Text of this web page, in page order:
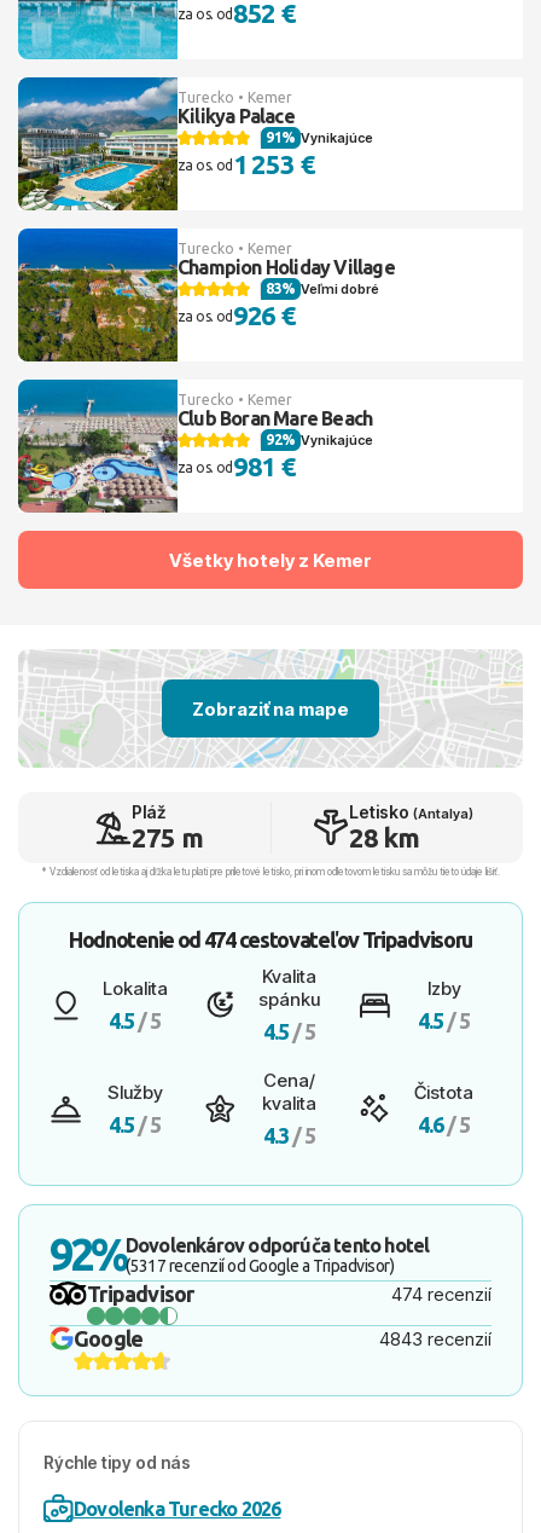
za os. od 852 €
Turecko • Kemer
Kilikya Palace
Vynikajúce
91%
za os. od 1 253 €
Turecko • Kemer
Champion Holiday Village
Veľmi dobré
83%
za os. od 926 €
Turecko • Kemer
Club Boran Mare Beach
Vynikajúce
92%
za os. od 981 €
Všetky hotely z Kemer
Zobraziť na mape
Pláž
275 m
Letisko (Antalya)
28 km
* Vzdialenosť od letiska aj dľžka letu platí pre príletové letisko, pri inom odletovom letisku sa môžu tieto údaje líšiť.
Hodnotenie od 474 cestovateľovTripadvisoru
Lokalita
4.5 / 5
Kvalita
spánku
4.5 / 5
Izby
4.5 / 5
Služby
4.5 / 5
Cena/
kvalita
4.3 / 5
Čistota
4.6/ 5
92%Dovolenkárov odporúča tento hotel
(5317 recenzií od Google a Tripadvisor)
Tripadvisor 474 recenzií
Google 4843 recenzií
Rýchle tipy od nás
Dovolenka Turecko 2026